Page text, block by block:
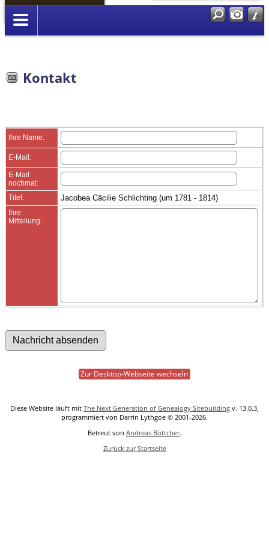
Anmelden
Kontakt
Ihre Name:
E-Mail:
E-Mail
nochmal:
Titel:
Jacobea Cäcilie Schlichting (um 1781 - 1814)
Ihre
Mitteilung:
Zur Desktop-Webseite wechseln
Diese Website läuft mit The Next Generation of Genealogy Sitebuilding v. 13.0.3,
programmiert von Darrin Lythgoe © 2001-2026.
Betreut von Andreas Böttcher.
Zurück zur Startseite